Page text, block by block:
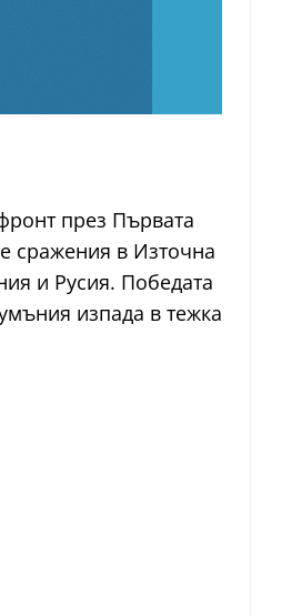
през Първата
сражения в Източна
и Русия. Победата
изпада в тежка